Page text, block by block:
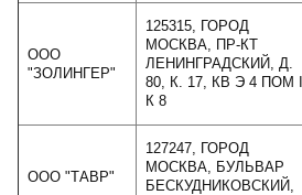
ООО
"ЗОЛИНГЕР"
125315, ГОРОД
МОСКВА, ПР-КТ
ЛЕНИНГРАДСКИЙ, Д.
80, К. 17, КВ Э 4 ПОМ I
К 8
ООО "ТАВР"
127247, ГОРОД
МОСКВА, БУЛЬВАР
БЕСКУДНИКОВСКИЙ,